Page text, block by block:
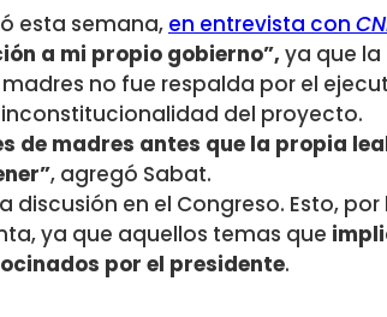
esta semana, en entrevista con
a mi propio gobierno”, ya que
no fue respalda por el
del proyecto.
de madres antes que la propia
, agregó Sabat.
en el Congreso. Esto, por
ya que aquellos temas que
por el presidente.